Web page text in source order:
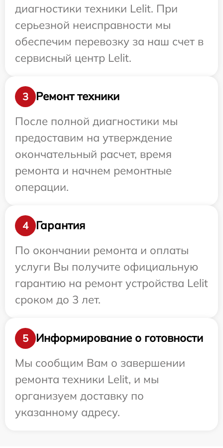
диагностики техники Lelit. При
серьезной неисправности мы
обеспечим перевозку за наш счет в
сервисный центр Lelit.
3
Ремонт техники
После полной диагностики мы
предоставим на утверждение
окончательный расчет, время
ремонта и начнем ремонтные
операции.
4
Гарантия
По окончании ремонта и оплаты
услуги Вы получите официальную
гарантию на ремонт устройства Lelit
сроком до 3 лет.
5
Информирование о готовности
Мы сообщим Вам о завершении
ремонта техники Lelit, и мы
организуем доставку по
указанному адресу.